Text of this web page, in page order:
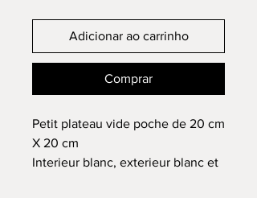
Adicionar ao carrinho
Comprar
Petit plateau vide poche de 20 cm
X 20 cm
Interieur blanc, exterieur blanc et